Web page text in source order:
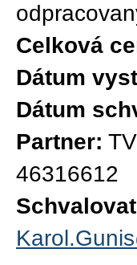
Celková
Dátum
Dátum
Partner:
46316612